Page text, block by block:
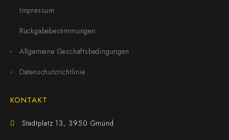
Impressum
Rückgabebestimmungen
Allgemeine Geschäftsbedingungen
Datenschutzrichtlinie
KONTAKT
Stadtplatz 13, 3950 Gmünd